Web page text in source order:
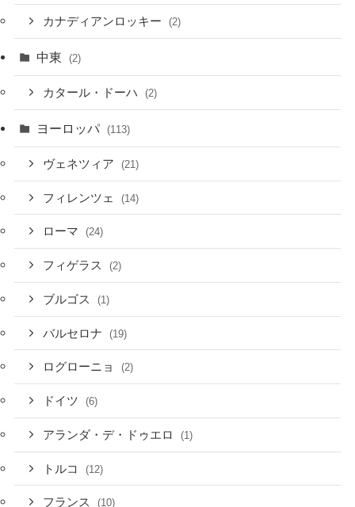
カナディアンロッキー (2)
中東 (2)
カタール・ドーハ (2)
ヨーロッパ (113)
ヴェネツィア (21)
フィレンツェ (14)
ローマ (24)
フィゲラス (2)
ブルゴス (1)
バルセロナ (19)
ログローニョ (2)
ドイツ (6)
アランダ・デ・ドゥエロ (1)
トルコ (12)
フランス (10)